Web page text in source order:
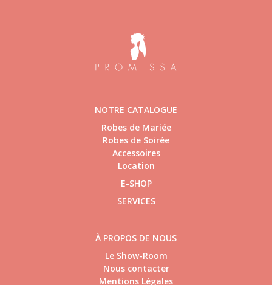
NOTRE CATALOGUE
Robes de Mariée
Robes de Soirée
Accessoires
Location
E-SHOP
SERVICES
À PROPOS DE NOUS
Le Show-Room
Nous contacter
Mentions Légales